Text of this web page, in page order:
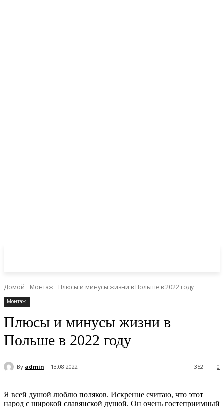
Домой Монтаж Плюсы и минусы жизни в Польше в 2022 году
Монтаж
Плюсы и минусы жизни в
Польше в 2022 году
By admin 13.08.2022 0
352
Я всей душой люблю поляков. Искренне считаю, что этот
народ с широкой славянской душой. Он очень гостеприимный